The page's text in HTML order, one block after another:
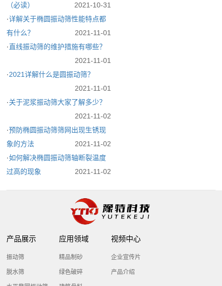
（必读）
2021-10-31
·详解关于椭圆振动筛性能特点都
有什么？
2021-11-01
·直线振动筛的维护措施有哪些？
2021-11-01
·2021详解什么是圆振动筛？
2021-11-01
·关于泥浆振动筛大家了解多少？
2021-11-02
·预防椭圆振动筛筛网出现生锈现
象的方法
2021-11-02
·如何解决椭圆振动筛轴断裂温度
过高的现象
2021-11-02
产品展示
振动筛
脱水筛
应用领域
精品制砂
绿色破碎
视频中心
企业宣传片
产品介绍